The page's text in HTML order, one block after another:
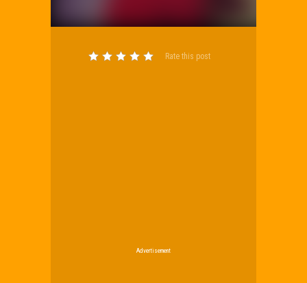
Rate this post
Advertisement